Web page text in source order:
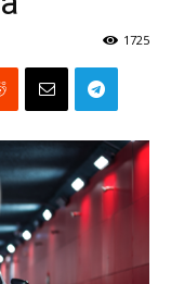
1725